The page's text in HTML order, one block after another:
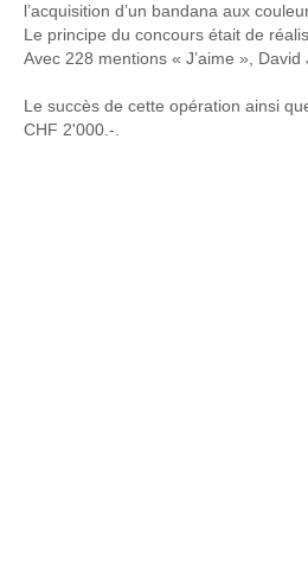
l’acquisition d’un bandana aux
Le principe du concours était de
Avec 228 mentions « J’aime »,
Le succès de cette opération ainsi
CHF 2'000.-.